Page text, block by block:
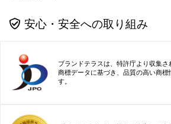
安心・安全への取り組み
ブランドテラスは、特許庁より収集
商標データに基づき、品質の高い商
す。